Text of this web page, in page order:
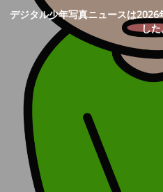
デジタル少年写真ニュースは
し